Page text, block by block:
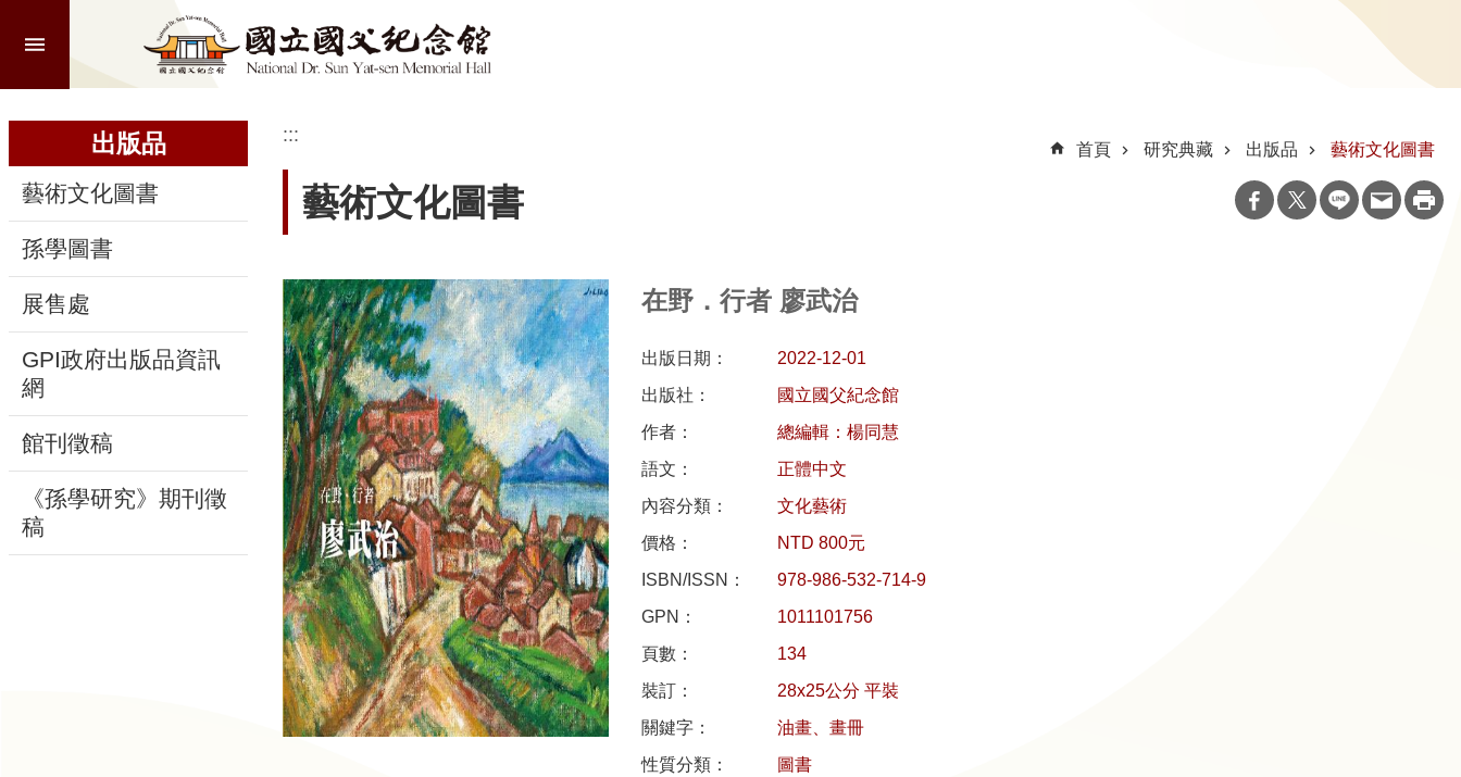
階
尋
認
識
本
館
參
觀
動
線
出版品
藝術文化圖書
孫學圖書
展售處
GPI政府出版品資訊
網
館刊徵稿
《孫學研究》期刊徵
稿
:::
首頁 研究典藏 出版品 藝術文化圖書
藝術文化圖書
在野．行者 廖武治
出版日期：
2022-12-01
出版社：
國立國父紀念館
作者：
總編輯：楊同慧
語文：
正體中文
內容分類：
文化藝術
價格：
NTD 800元
ISBN/ISSN：
978-986-532-714-9
GPN：
1011101756
頁數：
134
裝訂：
28x25公分 平裝
關鍵字：
油畫、畫冊
性質分類：
圖書